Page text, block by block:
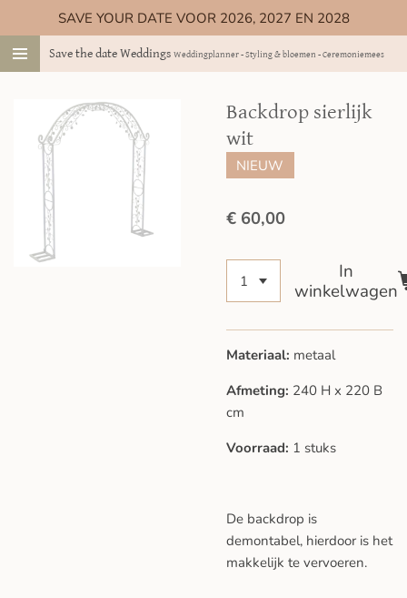
direct
naar
hoofdinhoud
Save the date Weddings Weddingplanner - Styling & bloemen - Ceremoniemeester
SAVE YOUR DATE VOOR 2026, 2027 EN 2028
Backdrop sierlijk
wit
NIEUW
€ 60,00
In
winkelwagen
Materiaal: metaal
Afmeting: 240 H x 220 B
cm
Voorraad: 1 stuks
De backdrop is
demontabel, hierdoor is het
makkelijk te vervoeren.